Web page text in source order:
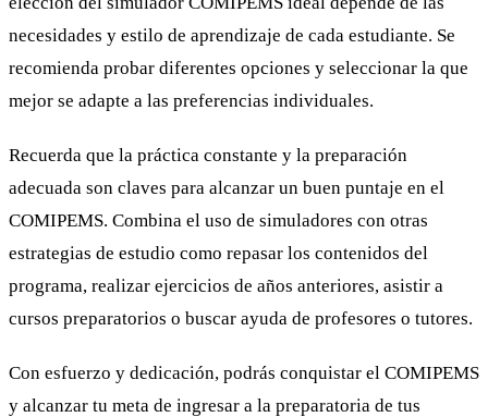
necesidades y estilo de aprendizaje de cada estudiante. Se
recomienda probar diferentes opciones y seleccionar la que
mejor se adapte a las preferencias individuales.
Recuerda que la práctica constante y la preparación
adecuada son claves para alcanzar un buen puntaje en el
COMIPEMS. Combina el uso de simuladores con otras
estrategias de estudio como repasar los contenidos del
programa, realizar ejercicios de años anteriores, asistir a
cursos preparatorios o buscar ayuda de profesores o tutores.
Con esfuerzo y dedicación, podrás conquistar el COMIPEMS
y alcanzar tu meta de ingresar a la preparatoria de tus